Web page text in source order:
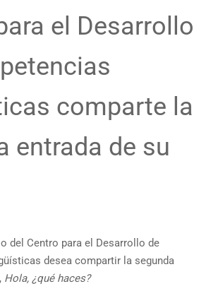
el Desarrollo
comparte la
entrada de su
del Centro para el Desarrollo de
desea compartir la segunda
Hola, ¿qué haces?